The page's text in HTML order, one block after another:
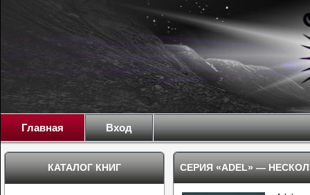
Главная Вход
СЕРИЯ «ADEL» —
КАТАЛОГ КНИГ